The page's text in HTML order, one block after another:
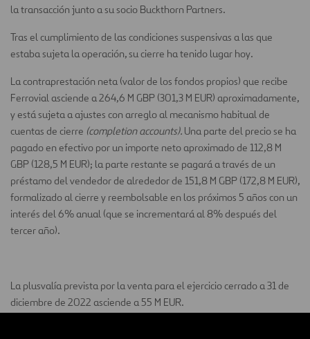
la transacción junto a su socio Buckthorn Partners.
Tras el cumplimiento de las condiciones suspensivas a las que
estaba sujeta la operación, su cierre ha tenido lugar hoy.
La contraprestación neta (valor de los fondos propios) que recibe
Ferrovial asciende a 264,6 M GBP (301,3 M EUR) aproximadamente,
y está sujeta a ajustes con arreglo al mecanismo habitual de
cuentas de cierre (completion accounts). Una parte del precio se ha
pagado en efectivo por un importe neto aproximado de 112,8 M
GBP (128,5 M EUR); la parte restante se pagará a través de un
préstamo del vendedor de alrededor de 151,8 M GBP (172,8 M EUR),
formalizado al cierre y reembolsable en los próximos 5 años con un
interés del 6% anual (que se incrementará al 8% después del
tercer año).
La plusvalía prevista por la venta para el ejercicio cerrado a 31 de
diciembre de 2022 asciende a 55 M EUR.